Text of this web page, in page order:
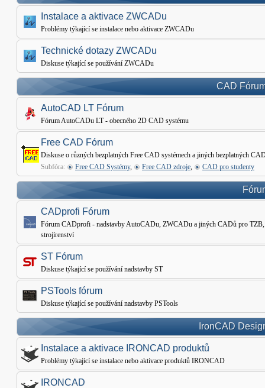
Instalace a aktivace ZWCADu
Problémy týkající se instalace nebo aktivace ZWCADu
Technické dotazy ZWCADu
Diskuse týkající se používání ZWCADu
CAD
AutoCAD LT Fórum
Fórum AutoCADu LT - obecného 2D CAD systému
Free CAD Fórum
Diskuse o různých bezplatných Free CAD systémech a jiných bezplatných
Subfóra:
Free CAD Systémy, Free CAD zdroje, CAD pro studenty
CADprofi Fórum
Fórum CADprofi - nadstavby AutoCADu, ZWCADu a jiných CADů pro TZB,
strojírenství
ST Fórum
Diskuse týkající se používání nadstavby ST
PSTools fórum
Diskuse týkající se používání nadstavby PSTools
IronCAD
Instalace a aktivace IRONCAD produktů
Problémy týkající se instalace nebo aktivace produktů IRONCAD
IRONCAD